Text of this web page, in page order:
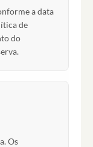
a data
de
do
Os